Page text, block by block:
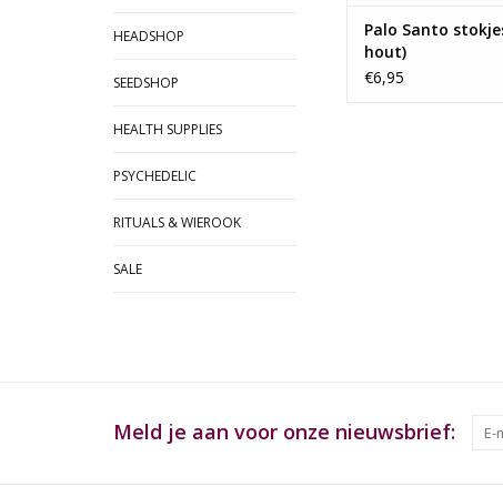
HEADSHOP
SEEDSHOP
HEALTH SUPPLIES
PSYCHEDELIC
RITUALS & WIEROOK
SALE
Palo Santo
hout)
€6,95
Meld je aan voor onze nieuwsbrief: